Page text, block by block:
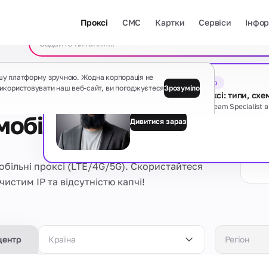
Проксі СМС Картки Сервіси
проксі
проксі (LTE/4G/5G). Скористайтеся
IP та відсутністю капчі!
Країна Регіон
платформу зручною. Жодна корпорація не
наш веб-сайт, ви погоджуєтесяЗрозуміло
Безкоштовний вебінар
Тіньова сторона проксі: типи,
Davit Hayrapetyan, Red Team Specialist
Дивитися зараз